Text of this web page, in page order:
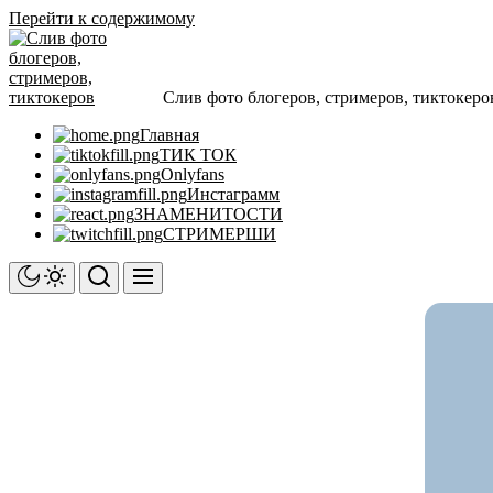
Перейти к содержимому
Слив фото блогеров, стримеров,
Главная
ТИК ТОК
Onlyfans
Инстаграмм
ЗНАМЕНИТОСТИ
СТРИМЕРШИ